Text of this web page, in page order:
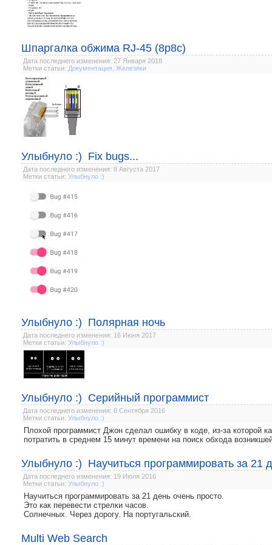
Шпаргалка обжима RJ-45 (8p8c)
Дата последнего изменения: 27 Января 2018
Метки статьи: Документация Железяки
Улыбнуло :) Fix bugs...
Дата последнего изменения: 8 Августа 2017
Метки статьи: Улыбнуло :)
Улыбнуло :) Полярная ночь
Дата последнего изменения: 16 Июня 2017
Метки статьи: Улыбнуло :)
Улыбнуло :) Серийный программист
Дата последнего изменения: 8 Сентября 2016
Метки статьи: Улыбнуло :)
Плохой программист Джон сделал ошибку в коде, из-за которой
потратить в среднем 15 минут времени на поиск обхода
Улыбнуло :) Научиться программировать за 21
Дата последнего изменения: 19 Июля 2016
Метки статьи: Улыбнуло :)
Научиться программировать за 21 день очень просто.
Это как перевести стрелки часов.
Солнечных. Через дорогу. На португальский.
Multi Web Search